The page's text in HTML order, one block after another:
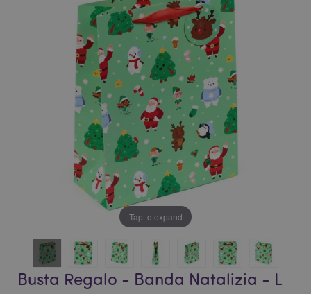
Tap to expand
Busta Regalo - Banda Natalizia - L